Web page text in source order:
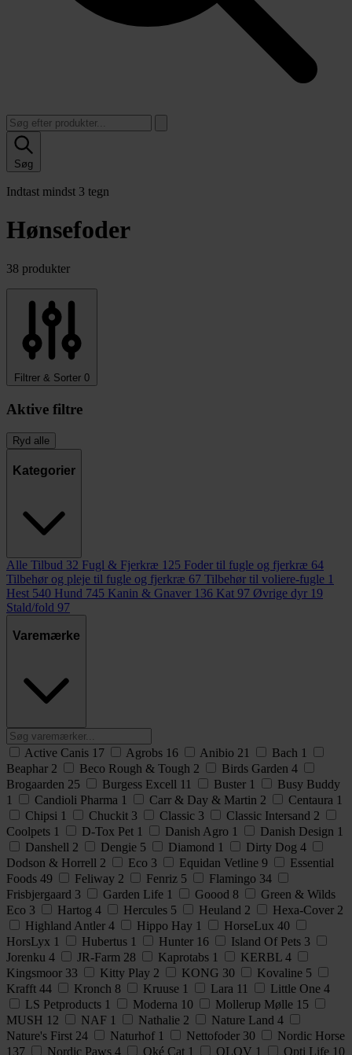
Søg
Indtast mindst 3 tegn
Hønsefoder
38 produkter
Filtrer & Sorter 0
Aktive filtre
Ryd alle
Kategorier
Alle Tilbud 32 Fugl & Fjerkræ 125 Foder til fugle og fjerkræ 64
Tilbehør og pleje til fugle og fjerkræ 67 Tilbehør til voliere-fugle 1
Hest 540 Hund 745 Kanin & Gnaver 136 Kat 97 Øvrige dyr 19
Stald/fold 97
Varemærke
Active Canis 17 Agrobs 16 Anibio 21 Bach 1
Beaphar 2 Beco Rough & Tough 2 Birds Garden 4
Brogaarden 25 Burgess Excell 11 Buster 1
Busy Buddy
1
Candioli Pharma 1 Carr & Day & Martin 2 Centaura 1
Chipsi 1 Chuckit 3 Classic 3 Classic Intersand 2
Coolpets 1 D-Tox Pet 1 Danish Agro 1 Danish Design 1
Danshell 2 Dengie 5 Diamond 1 Dirty Dog 4
Dodson & Horrell 2 Eco 3 Equidan Vetline 9
Essential
Foods 49 Feliway 2 Fenriz 5 Flamingo 34
Frisbjergaard 3 Garden Life 1 Goood 8
Green & Wilds
Eco 3 Hartog 4 Hercules 5 Heuland 2 Hexa-Cover 2
Highland Antler 4 Hippo Hay 1 HorseLux 40
HorsLyx 1 Hubertus 1 Hunter 16 Island Of Pets 3
Jorenku 4 JR-Farm 28 Kaprotabs 1 KERBL 4
Kingsmoor 33 Kitty Play 2 KONG 30 Kovaline 5
Krafft 44 Kronch 8 Kruuse 1 Lara 11 Little One 4
LS Petproducts 1 Moderna 10 Mollerup Mølle 15
MUSH 12 NAF 1 Nathalie 2 Nature Land 4
Nature's First 24 Naturhof 1 Nettofoder 30
Nordic Horse
137
Nordic Paws 4 Oké Cat 1 OLOV 1 Opti Life 10